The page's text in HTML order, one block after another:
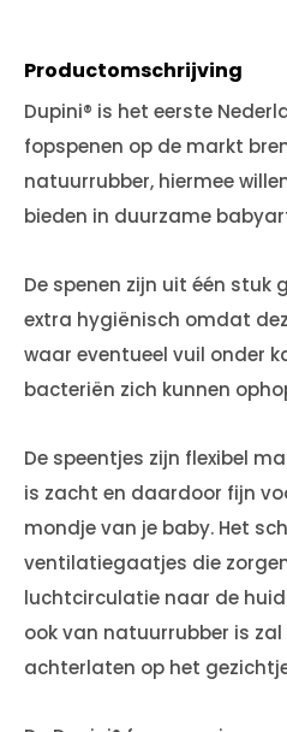
Productomschrijving
Dupini® is het eerste
fopspenen op de markt
natuurrubber, hiermee
bieden in duurzame
De spenen zijn uit één stuk
extra hygiënisch omdat
waar eventueel vuil onder
bacteriën zich kunnen
De speentjes zijn flexibel
is zacht en daardoor fijn
mondje van je baby. Het
ventilatiegaatjes die
luchtcirculatie naar de
ook van natuurrubber is
achterlaten op het